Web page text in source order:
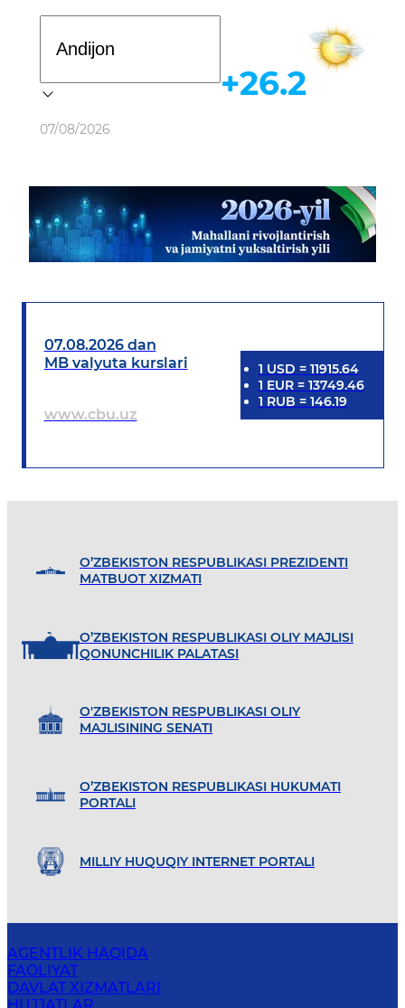
Ob-havo
07/08/2026
+26.2
07.08.2026 dan
MB valyuta kurslari
www.cbu.uz
1 USD = 11915.64
1 EUR= 13749.46
1 RUB = 146.19
O’ZBEKISTON RESPUBLIKASI PREZIDENTI
MATBUOT XIZMATI
O’ZBEKISTON RESPUBLIKASI OLIY MAJLISI
QONUNCHILIK PALATASI
O'ZBEKISTON RESPUBLIKASI OLIY
MAJLISINING SENATI
O’ZBEKISTON RESPUBLIKASI HUKUMATI
PORTALI
MILLIY HUQUQIY INTERNET PORTALI
AGENTLIK HAQIDA
FAOLIYAT
DAVLAT XIZMATLARI